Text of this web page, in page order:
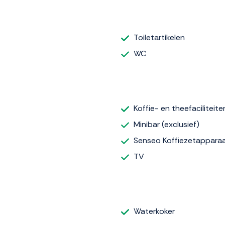
Toiletartikelen
WC
Koffie- en
Minibar (exclusief)
Senseo
TV
Waterkoker